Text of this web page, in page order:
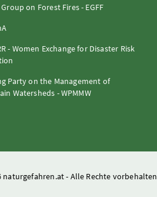
on Forest Fires - EGFF
- Women Exchange for Disaster Risk
Party on the Management of
Watersheds - WPMMW
naturgefahren.at - Alle Rechte vorbehalten